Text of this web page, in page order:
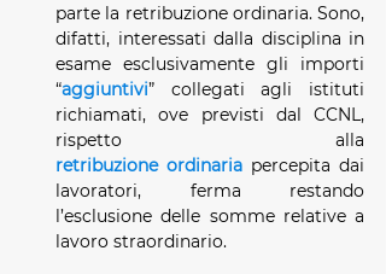
parte la retribuzione ordinaria. Sono,
difatti, interessati dalla disciplina in
esame esclusivamente gli importi
“aggiuntivi” collegati agli istituti
richiamati, ove previsti dal CCNL,
retribuzione ordinaria percepita dai
lavoratori, ferma restando
l’esclusione delle somme relative a
lavoro straordinario.